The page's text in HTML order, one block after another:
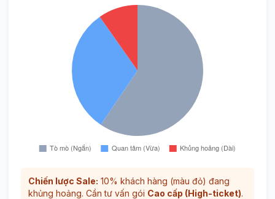
Chiến lược Sale: 10% khách hàng (màu đỏ) đang
khủng hoảng. Cần tư vấn gói Cao cấp (High-ticket).